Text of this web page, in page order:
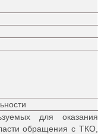
для оказания
обращения с ТКО,